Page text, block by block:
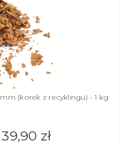
(korek z recyklingu) - 1 kg
39,90 zł